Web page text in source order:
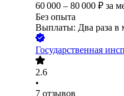
60 000 – 80 000 ₽ за
Без опыта
Выплаты: Два раза в
Государственная
2.6
•
7 отзывов